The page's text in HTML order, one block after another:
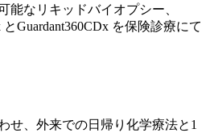
能なリキッドバイオプシー、
Guardant360CDx を保険診療にて
せ、外来での日帰り化学療法と1